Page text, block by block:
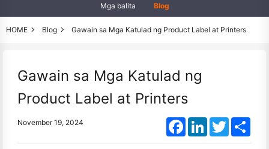
Mga balita
Blog
HOME Blog Gawain sa Mga Katulad ng Product Label at Printers
Gawain sa Mga Katulad ng
Product Label at Printers
November 19, 2024 FacebookLinkedInTwitter